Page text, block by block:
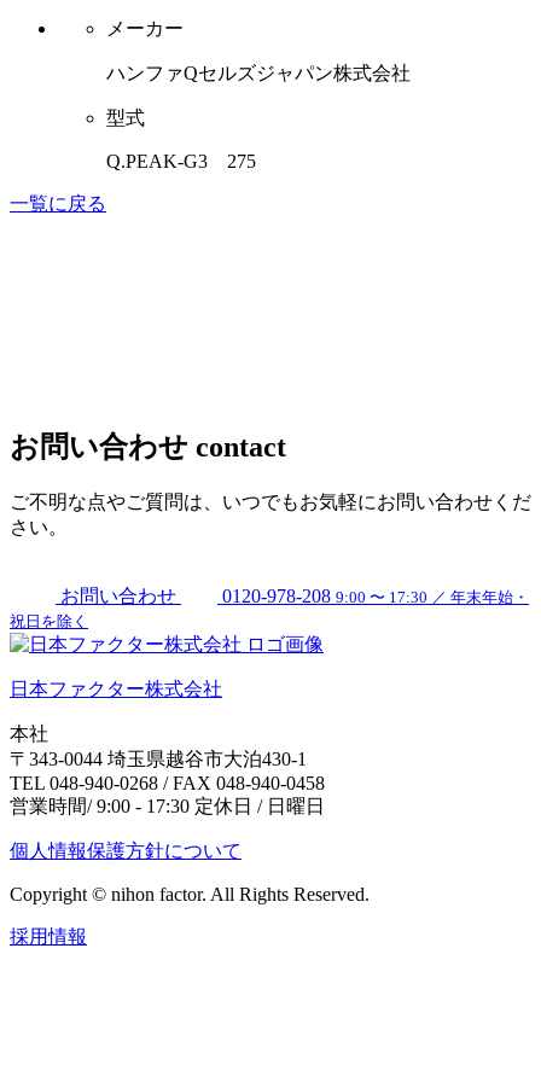
メーカー
ハンファQセルズジャパン株式会社
型式
Q.PEAK-G3 275
一覧に戻る
お問い合わせ contact
ご不明な点やご質問は、いつでもお気軽にお問い合わせくだ
さい。
お問い合わせ 0120-978-208 9:00 〜 17:30 ／ 年末年始・
祝日を除く
日本ファクター株式会社
本社
〒343-0044 埼玉県越谷市大泊430-1
TEL 048-940-0268 / FAX 048-940-0458
営業時間/ 9:00 - 17:30 定休日 / 日曜日
個人情報保護方針について
Copyright © nihon factor. All Rights Reserved.
採用情報